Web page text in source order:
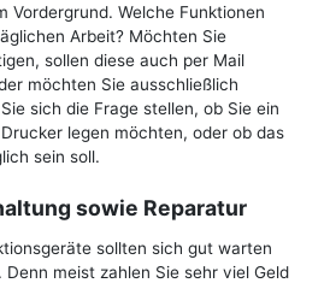
Vordergrund. Welche Funktionen
Arbeit? Möchten Sie
sollen diese auch per Mail
möchten Sie ausschließlich
sich die Frage stellen, ob Sie ein
legen möchten, oder ob das
sein soll.
sowie Reparatur
sollten sich gut warten
meist zahlen Sie sehr viel Geld